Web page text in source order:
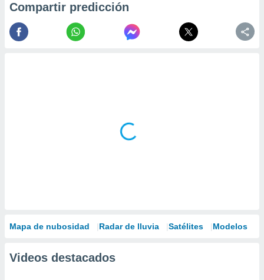
Compartir predicción
Mapa de nubosidad Radar de lluvia Satélites Modelos
Videos destacados